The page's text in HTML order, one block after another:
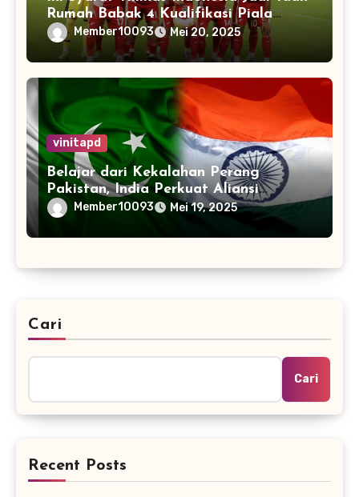
Rumah Babak 4 Kualifikasi Piala
Dunia 2026
Member10093 Mei 20, 2025
vinitapd
Belajar dari Kekalahan Perang
Pakistan, India Perkuat Aliansi
dengan 32 Negara
Member10093 Mei 19, 2025
Cari
Cari
Recent Posts